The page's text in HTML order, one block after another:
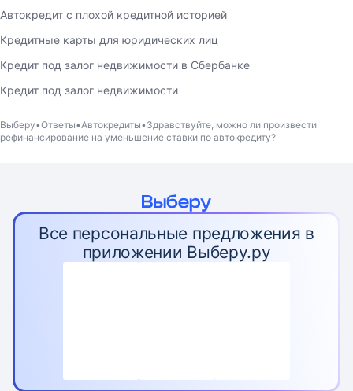
Автокредит с плохой кредитной историей
Кредитные карты для юридических лиц
Кредит под залог недвижимости в Сбербанке
Кредит под залог недвижимости
Выберу Ответы Автокредиты Здравствуйте, можно ли произвести
рефинансирование на уменьшение ставки по автокредиту?
Все персональные предложения в
приложении Выберу.ру